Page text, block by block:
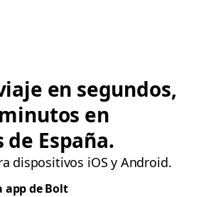
en segundos,
en
de España.
dispositivos iOS y Android.
app de Bolt